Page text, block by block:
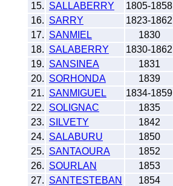
15. SALLABERRY 1805-1858
16. SARRY 1823-1862
17. SANMIEL 1830
18. SALABERRY 1830-1862
19. SANSINEA 1831
20. SORHONDA 1839
21. SANMIGUEL 1834-1859
22. SOLIGNAC 1835
23. SILVETY 1842
24. SALABURU 1850
25. SANTAOURA 1852
26. SOURLAN 1853
27. SANTESTEBAN 1854